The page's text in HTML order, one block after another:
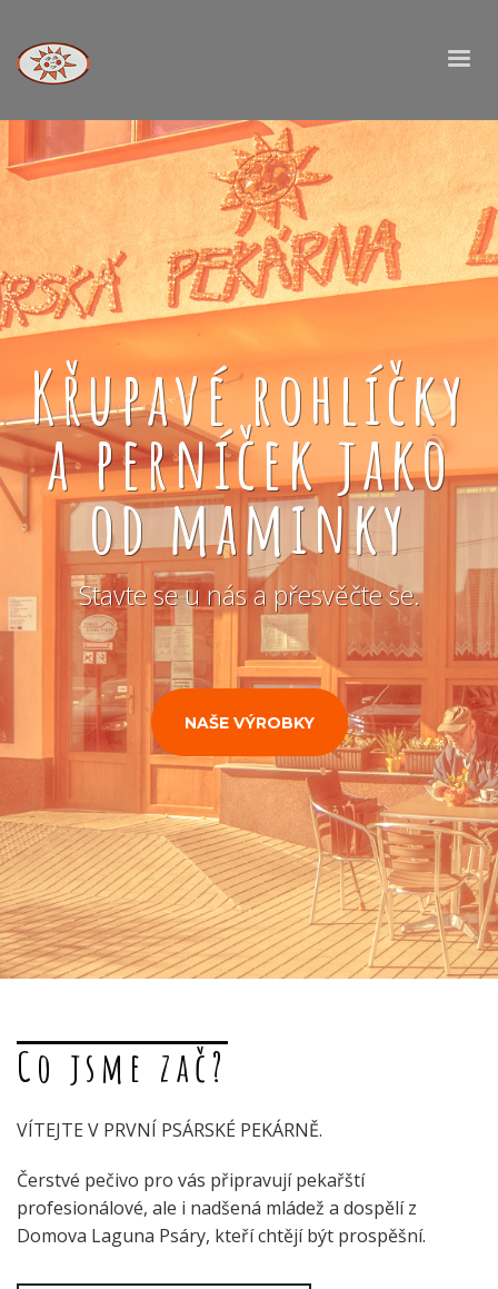
Křupavé rohlíčky
a perníček jako
od maminky
Stavte se u nás a přesvěčte se.
NAŠE VÝROBKY
Co jsme zač?
VÍTEJTE V PRVNÍ PSÁRSKÉ PEKÁRNĚ.
Čerstvé pečivo pro vás připravují pekařští
profesionálové, ale i nadšená mládež a dospělí z
Domova Laguna Psáry, kteří chtějí být prospěšní.